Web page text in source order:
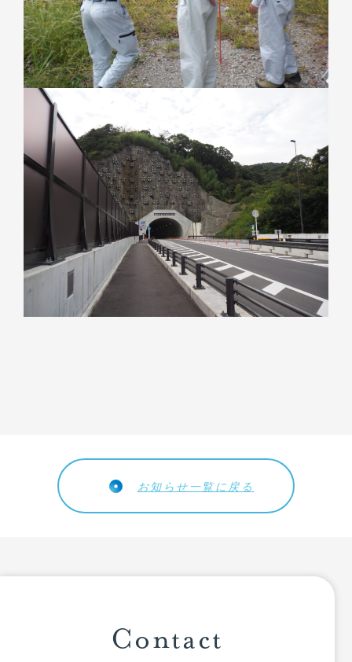
トップページ
私たちについて
お知らせ
会社概要
リクルート
CSR
お問い合わせ
個人情報保護方針
お知らせ一覧に戻る
Contact